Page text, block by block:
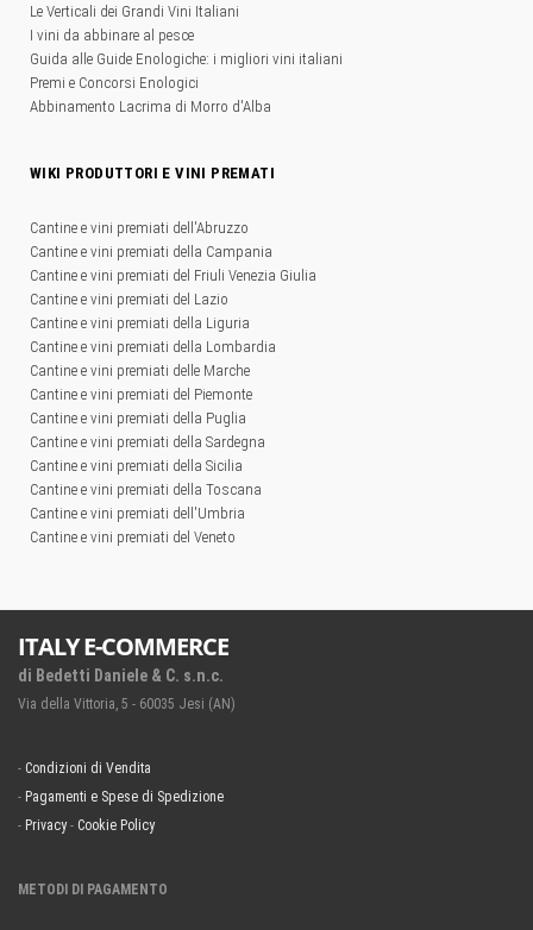
Le Verticali dei Grandi Vini Italiani
I vini da abbinare al pesce
Guida alle Guide Enologiche: i migliori vini italiani
Premi e Concorsi Enologici
Abbinamento Lacrima di Morro d'Alba
WIKI PRODUTTORI E VINI PREMATI
Cantine e vini premiati dell'Abruzzo
Cantine e vini premiati della Campania
Cantine e vini premiati del Friuli Venezia Giulia
Cantine e vini premiati del Lazio
Cantine e vini premiati della Liguria
Cantine e vini premiati della Lombardia
Cantine e vini premiati delle Marche
Cantine e vini premiati del Piemonte
Cantine e vini premiati della Puglia
Cantine e vini premiati della Sardegna
Cantine e vini premiati della Sicilia
Cantine e vini premiati della Toscana
Cantine e vini premiati dell'Umbria
Cantine e vini premiati del Veneto
ITALY E-COMMERCE
di Bedetti Daniele & C. s.n.c.
Via della Vittoria, 5 - 60035 Jesi (AN)
- Condizioni di Vendita
- Pagamenti e Spese di Spedizione
- Privacy - Cookie Policy
METODI DI PAGAMENTO